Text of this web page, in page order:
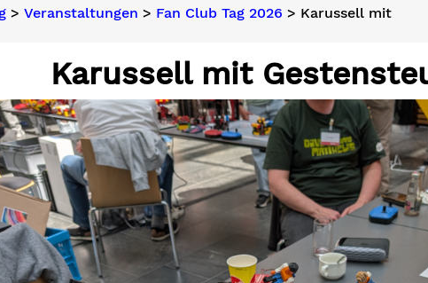
> Veranstaltungen > Fan Club Tag 2026 > Karussell mit
Karussell mit